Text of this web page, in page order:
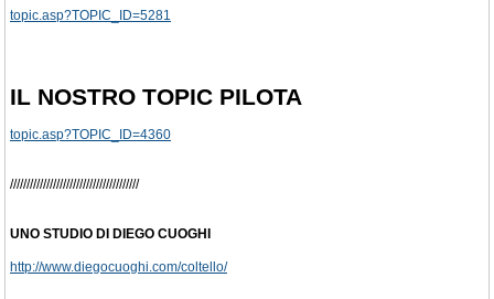
topic.asp?TOPIC_ID=5281
IL NOSTRO TOPIC PILOTA
topic.asp?TOPIC_ID=4360
///////////////////////////////////////
UNO STUDIO DI DIEGO CUOGHI
http://www.diegocuoghi.com/coltello/